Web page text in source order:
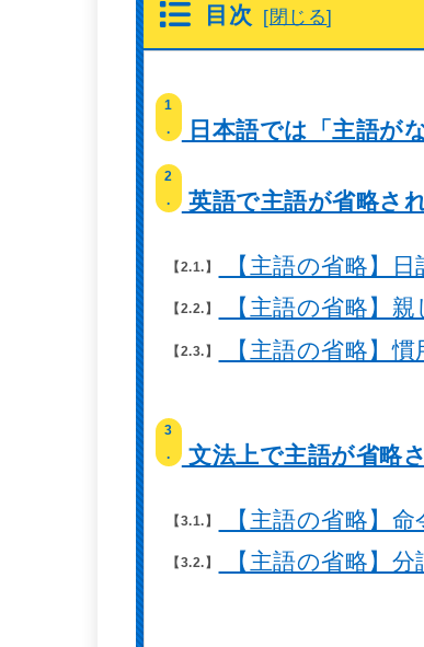
目次 [閉じる]
1
.
日本語では「主語が
2
.
英語で主語が省略さ
2.1. 【主語の省略】日
2.2. 【主語の省略】
2.3. 【主語の省略】慣
3
.
文法上で主語が省略
3.1. 【主語の省略】命
3.2. 【主語の省略】分